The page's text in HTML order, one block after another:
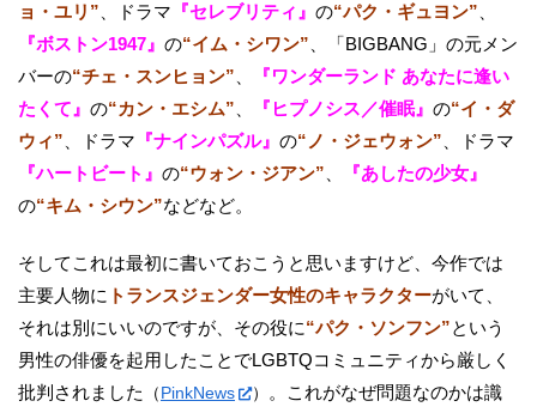
ョ・ユリ”、ドラマ 『セレブリティ』 の“パク・ギュヨン”、
『ボストン1947』 の“イム・シワン”、「BIGBANG」の元メン
バーの“チェ・スンヒョン”、
『ワンダーランド あなたに逢い
たくて』 の“カン・エシム”、 『ヒプノシス／催眠』 の“イ・ダ
ウィ”、ドラマ 『ナインパズル』 の“ノ・ジェウォン”、ドラマ
『ハートビート』 の“ウォン・ジアン”、
『あしたの少女』
の“キム・シウン”などなど。
そしてこれは最初に書いておこうと思いますけど、今作では
主要人物に トランスジェンダー女性のキャラクターがいて、
それは別にいいのですが、その役に“パク・ソンフン”という
男性の俳優を起用したことでLGBTQコミュニティから厳しく
批判されました
（PinkNews ） 。これがなぜ問題なのかは識